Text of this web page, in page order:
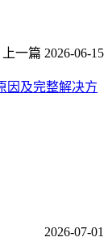
上一篇 2026-06-15
因及完整解决方
2026-07-01